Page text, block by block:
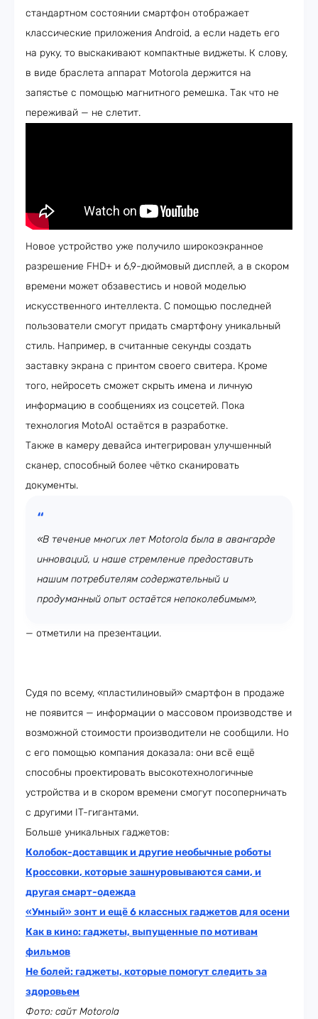
стандартном состоянии смартфон отображает
классические приложения Android, а если надеть его
на руку, то выскакивают компактные виджеты. К слову,
в виде браслета аппарат Motorola держится на
запястье с помощью магнитного ремешка. Так что не
переживай — не слетит.
Новое устройство уже получило широкоэкранное
разрешение FHD+ и 6,9-дюймовый дисплей, а в скором
времени может обзавестись и новой моделью
искусственного интеллекта. С помощью последней
пользователи смогут придать смартфону уникальный
стиль. Например, в считанные секунды создать
заставку экрана с принтом своего свитера. Кроме
того, нейросеть сможет скрыть имена и личную
информацию в сообщениях из соцсетей. Пока
технология МоtoAI остаётся в разработке.
Также в камеру девайса интегрирован улучшенный
сканер, способный более чётко сканировать
документы.
«В течение многих лет Motorola была в авангарде
инноваций, и наше стремление предоставить
нашим потребителям содержательный и
продуманный опыт остаётся непоколебимым»,
— отметили на презентации.
Судя по всему, «пластилиновый» смартфон в продаже
не появится — информации о массовом производстве и
возможной стоимости производители не сообщили. Но
с его помощью компания доказала: они всё ещё
способны проектировать высокотехнологичные
устройства и в скором времени смогут посоперничать
с другими IT-гигантами.
Больше уникальных гаджетов:
Колобок-доставщик и другие необычные роботы
Кроссовки, которые зашнуровываются сами, и
другая смарт-одежда
«Умный» зонт и ещё 6 классных гаджетов для осени
Как в кино: гаджеты, выпущенные по мотивам
фильмов
Не болей: гаджеты, которые помогут следить за
здоровьем
Фото: сайт Motorola